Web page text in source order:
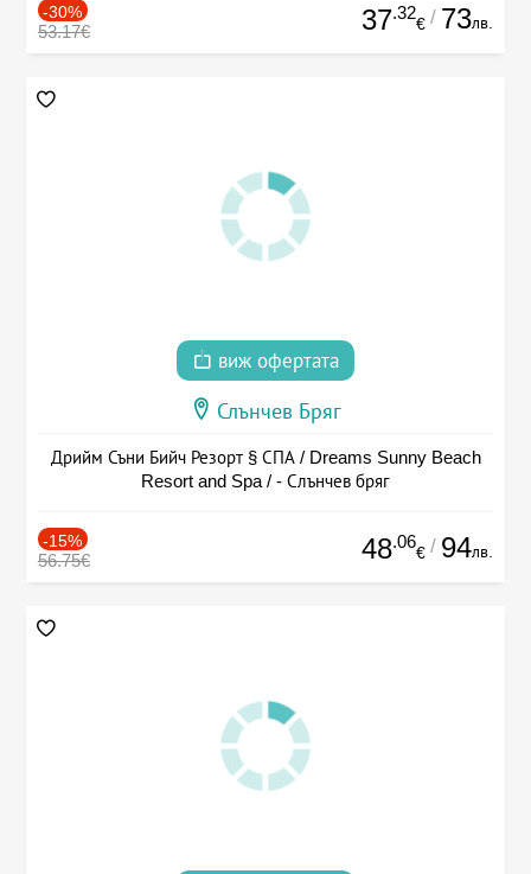
-30%
53.17€ 37.32
€ / 73лв.
виж офертата
Слънчев Бряг
Дрийм Съни Бийч Резорт § СПА / Dreams Sunny Beach
Resort and Spa / - Слънчев бряг
-15%
56.75€ 48.06
€ / 94лв.